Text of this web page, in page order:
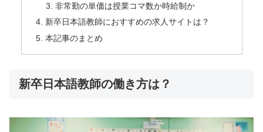
非常勤の単価は授業コマ数か時給制か
新卒日本語教師におすすめの求人サイトは？
本記事のまとめ
新卒日本語教師の働き方は？